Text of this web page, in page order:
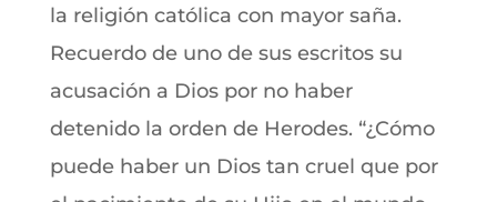
la religión católica con mayor saña.
Recuerdo de uno de sus escritos su
acusación a Dios por no haber
detenido la orden de Herodes. “¿Cómo
puede haber un Dios tan cruel que por